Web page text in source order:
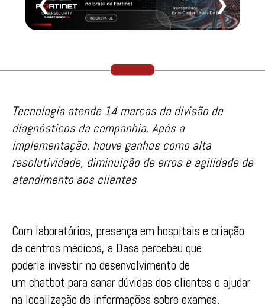
Tecnologia atende 14 marcas da divisão de
diagnósticos da companhia. Após a
implementação, houve ganhos como alta
resolutividade, diminuição de erros e agilidade de
atendimento aos clientes
Com laboratórios, presença em hospitais e criação
de centros médicos, a Dasa percebeu que
poderia investir no desenvolvimento de
um chatbot para sanar dúvidas dos clientes e ajudar
na localização de informações sobre exames.